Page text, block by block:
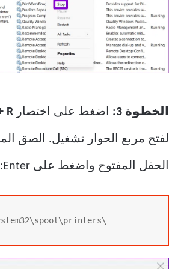
الخطوة 3: اضغط على اختصار
لفتح مربع الحوار تشغيل. الصق
الحقل المفتوح واضغط على Enter: